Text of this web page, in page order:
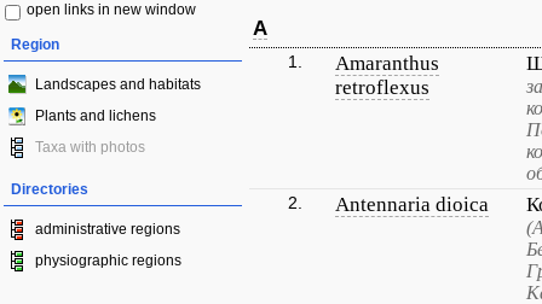
open links in new window
Region
Landscapes and habitats
Plants and lichens
Taxa with photos
Directories
administrative regions
physiographic regions
A
1.
Amaranthus
retroflexus
2. Antennaria dioica